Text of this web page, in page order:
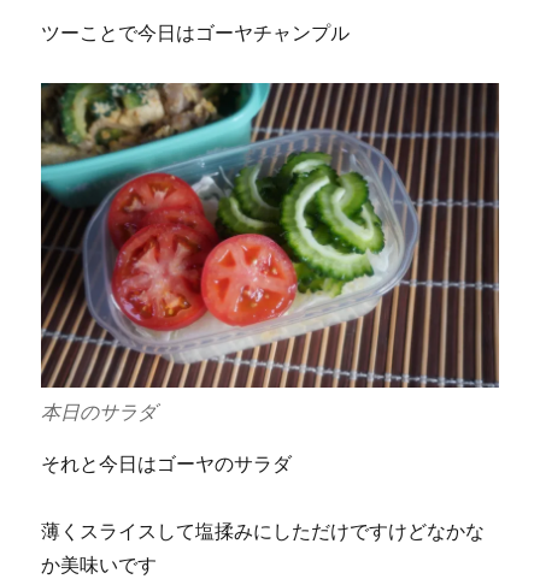
ツーことで今日はゴーヤチャンプル
本日のサラダ
それと今日はゴーヤのサラダ
薄くスライスして塩揉みにしただけですけどなかな
か美味いです